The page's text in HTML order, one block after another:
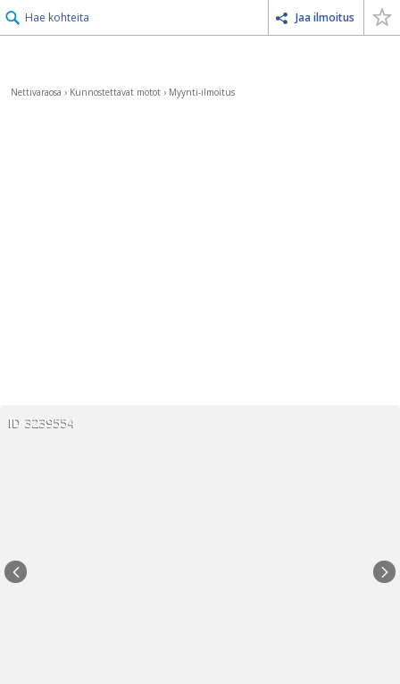
Hae kohteita Jaa ilmoitus
Nettivaraosa › Kunnostettavat motot › Myynti-ilmoitus
ID 3239554